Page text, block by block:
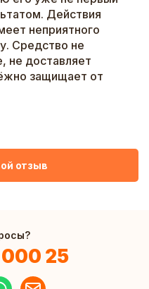
Действия
неприятного
Средство не
не доставляет
защищает от
отзыв
25